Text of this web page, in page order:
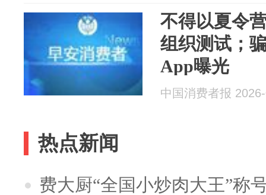
不得以夏令
组织测试；
App曝光
中国消费者报
热点新闻
费大厨“全国小炒肉大王”称